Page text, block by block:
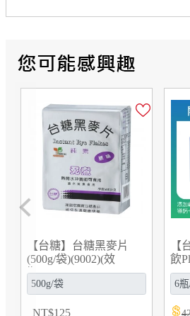
萄糖胺
【台糖】台糖甜蜜禮盒
(黑糖薑母茶x2盒+黑糖
x2包/禮盒)(S10401)
Previous